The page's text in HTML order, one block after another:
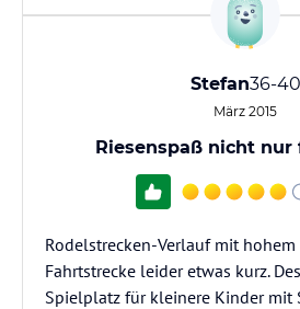
Stefan36-40
März 2015
Riesenspaß nicht nur
Rodelstrecken-Verlauf mit hohem
Fahrtstrecke leider etwas kurz.
Spielplatz für kleinere Kinder mit